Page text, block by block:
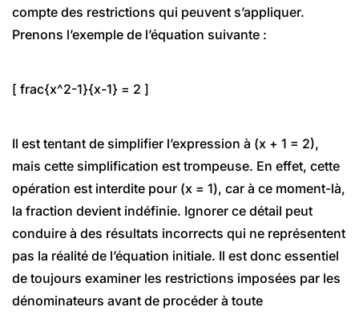
compte des restrictions qui peuvent s’appliquer.
Prenons l’exemple de l’équation suivante :
[ frac{x^2-1}{x-1} = 2 ]
Il est tentant de simplifier l’expression à (x + 1 = 2),
mais cette simplification est trompeuse. En effet, cette
opération est interdite pour (x = 1), car à ce moment-là,
la fraction devient indéfinie. Ignorer ce détail peut
conduire à des résultats incorrects qui ne représentent
pas la réalité de l’équation initiale. Il est donc essentiel
de toujours examiner les restrictions imposées par les
dénominateurs avant de procéder à toute